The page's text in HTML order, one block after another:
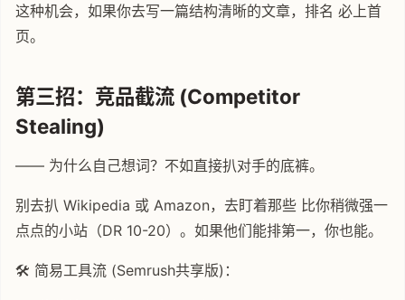
这种机会，如果你去写一篇结构清晰的文章，排名 必上首
页。
第三招：竞品截流 (Competitor
Stealing)
—— 为什么自己想词？不如直接扒对手的底裤。
别去扒 Wikipedia 或 Amazon，去盯着那些 比你稍微强一
点点的小站（DR 10-20）。如果他们能排第一，你也能。
🛠️ 简易工具流 (Semrush共享版)：